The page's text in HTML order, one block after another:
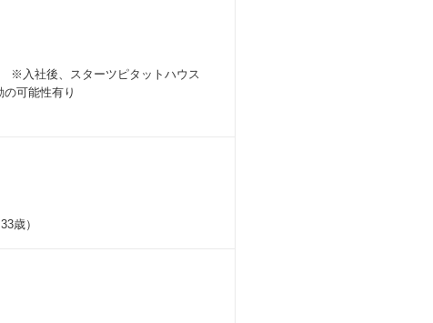
※入社後、スターツピタットハウス
可能性有り
歳）